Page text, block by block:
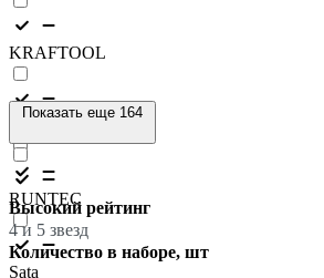
KRAFTOOL
RUNTEC
Sata
Показать еще 164
Высокий рейтинг
4 и 5 звезд
Количество в наборе, шт